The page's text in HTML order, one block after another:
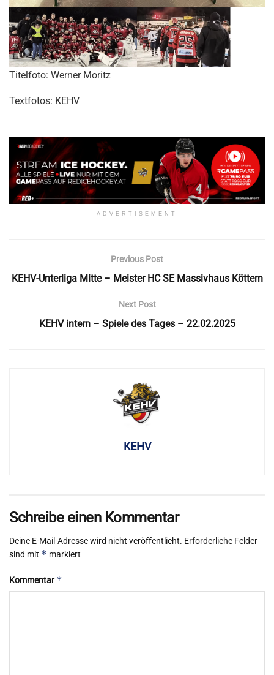
Titelfoto: Werner Moritz
Textfotos: KEHV
ADVERTISEMENT
Previous Post
KEHV-Unterliga Mitte – Meister HC SE Massivhaus Köttern
Next Post
KEHV intern – Spiele des Tages – 22.02.2025
KEHV
Schreibe einen Kommentar
Deine E-Mail-Adresse wird nicht veröffentlicht. Erforderliche Felder
sind mit * markiert
Kommentar *